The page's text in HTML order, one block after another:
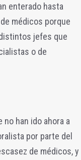
enterado hasta
médicos porque
jefes que
o de
han ido ahora a
por parte del
de médicos, y